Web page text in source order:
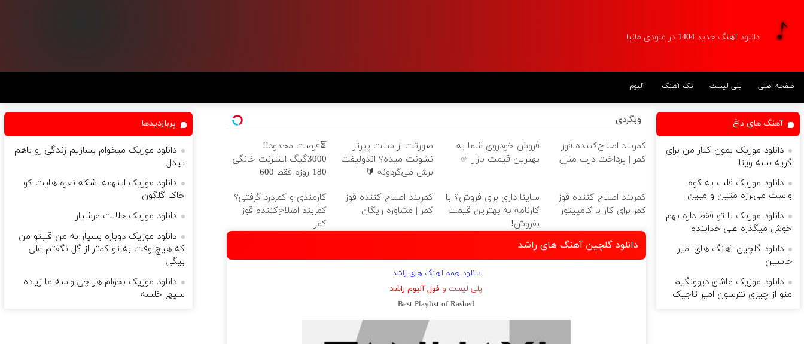
دانلود آهنگ جدید 1404 در ملودی مانیا
صفحه اصلی پلی لیست تک آهنگ آلبوم
وبگردی
کمربند اصلاح‌کننده قوز
کمر | پرداخت درب منزل
فروش خودروی شما به
بهترین قیمت بازار ✅
صورتت از سنت پیرتر
نشونت میده؟ اندولیفت
برش می‌گردونه 🔰
⏳فرصت محدود!!
3000گیگ اینترنت خانگی
180 روزه فقط 600
کمربند اصلاح کننده قوز
کمر برای کار با کامپیتور
ساینا داری برای فروش؟ با
کارنامه به بهترین قیمت
بفروش!
کمربند اصلاح کننده قوز
کمر | مشاوره رایگان
کارمندی و کمردرد گرفتی؟
کمربند اصلاح‌کننده قوز
کمر
دانلود گلچین آهنگ های راشد
دانلود همه آهنگ های راشد
پلی لیست و فول آلبوم راشد
Best Playlist of Rashed
آهنگ های داغ
دانلود موزیک بمون کنار من برای
گریه بسه وینا
دانلود موزیک قلب یه کوه
واست می‌لرزه متین و مبین
دانلود موزیک با تو فقط داره بهم
خوش میگذره علی خدابنده
دانلود گلچین آهنگ های امیر
حاسین
دانلود موزیک عاشق دیوونگیم
منو از چیزی نترسون امیر تاجیک
پربازدیدها
دانلود موزیک میخوام بسازیم زندگی رو باهم
تیدل
دانلود موزیک اینهمه اشکه نعره هایت کو
خاک گلگون
دانلود موزیک حلالت عرشیار
دانلود موزیک دوباره بسپار به من قلبتو من
که هیچ وقت به تو کمتر از گل نگفتم علی
بیگی
دانلود موزیک بخوام هر چی واسه ما زیاده
سپهر خلسه